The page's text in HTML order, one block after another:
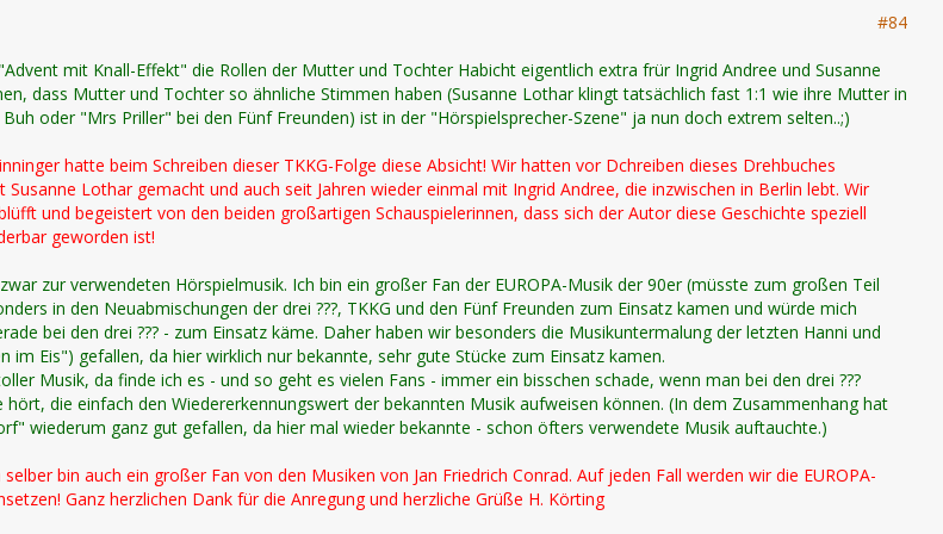
#84
mit Knall-Effekt" die Rollen der Mutter und Tochter Habicht eigentlich extra frür Ingrid Andree und Susanne
dass Mutter und Tochter so ähnliche Stimmen haben (Susanne Lothar klingt tatsächlich fast 1:1 wie ihre Mutter in
oder "Mrs Priller" bei den Fünf Freunden) ist in der "Hörspielsprecher-Szene" ja nun doch extrem selten..;)
hatte beim Schreiben dieser TKKG-Folge diese Absicht! Wir hatten vor Dchreiben dieses Drehbuches
Lothar gemacht und auch seit Jahren wieder einmal mit Ingrid Andree, die inzwischen in Berlin lebt. Wir
und begeistert von den beiden großartigen Schauspielerinnen, dass sich der Autor diese Geschichte speziell
geworden ist!
zur verwendeten Hörspielmusik. Ich bin ein großer Fan der EUROPA-Musik der 90er (müsste zum großen Teil
in den Neuabmischungen der drei ???, TKKG und den Fünf Freunden zum Einsatz kamen und würde mich
bei den drei ??? - zum Einsatz käme. Daher haben wir besonders die Musikuntermalung der letzten Hanni und
im Eis") gefallen, da hier wirklich nur bekannte, sehr gute Stücke zum Einsatz kamen.
Musik, da finde ich es - und so geht es vielen Fans - immer ein bisschen schade, wenn man bei den drei ???
die einfach den Wiedererkennungswert der bekannten Musik aufweisen können. (In dem Zusammenhang hat
wiederum ganz gut gefallen, da hier mal wieder bekannte - schon öfters verwendete Musik auftauchte.)
bin auch ein großer Fan von den Musiken von Jan Friedrich Conrad. Auf jeden Fall werden wir die EUROPA-
Ganz herzlichen Dank für die Anregung und herzliche Grüße H. Körting